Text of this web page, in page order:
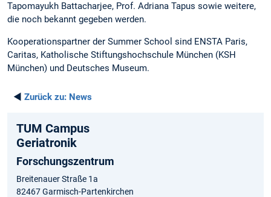
Tapomayukh Battacharjee, Prof. Adriana Tapus sowie weitere,
die noch bekannt gegeben werden.
Kooperationspartner der Summer School sind ENSTA Paris,
Caritas, Katholische Stiftungshochschule München (KSH
München) und Deutsches Museum.
◄ Zurück zu: News
TUM Campus
Geriatronik
Forschungszentrum
Breitenauer Straße 1a
82467 Garmisch-Partenkirchen